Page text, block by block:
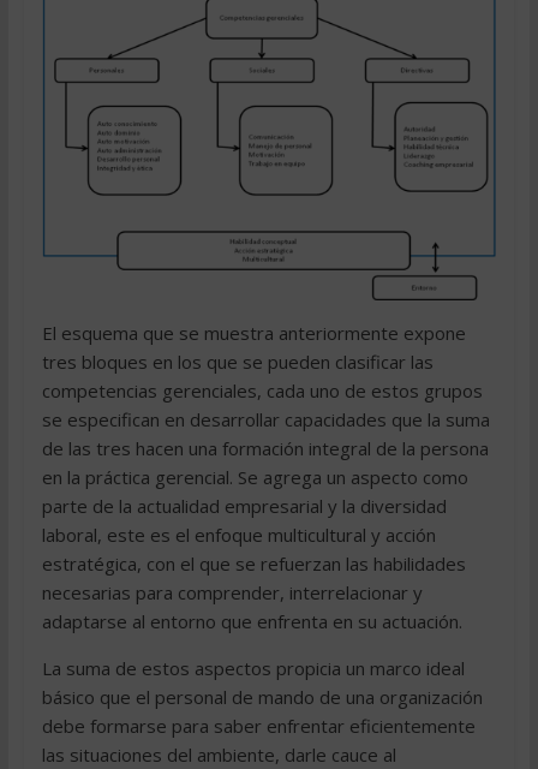
El esquema que se muestra anteriormente expone
tres bloques en los que se pueden clasificar las
competencias gerenciales, cada uno de estos grupos
se especifican en desarrollar capacidades que la suma
de las tres hacen una formación integral de la persona
en la práctica gerencial. Se agrega un aspecto como
parte de la actualidad empresarial y la diversidad
laboral, este es el enfoque multicultural y acción
estratégica, con el que se refuerzan las habilidades
necesarias para comprender, interrelacionar y
adaptarse al entorno que enfrenta en su actuación.
La suma de estos aspectos propicia un marco ideal
básico que el personal de mando de una organización
debe formarse para saber enfrentar eficientemente
las situaciones del ambiente, darle cauce al